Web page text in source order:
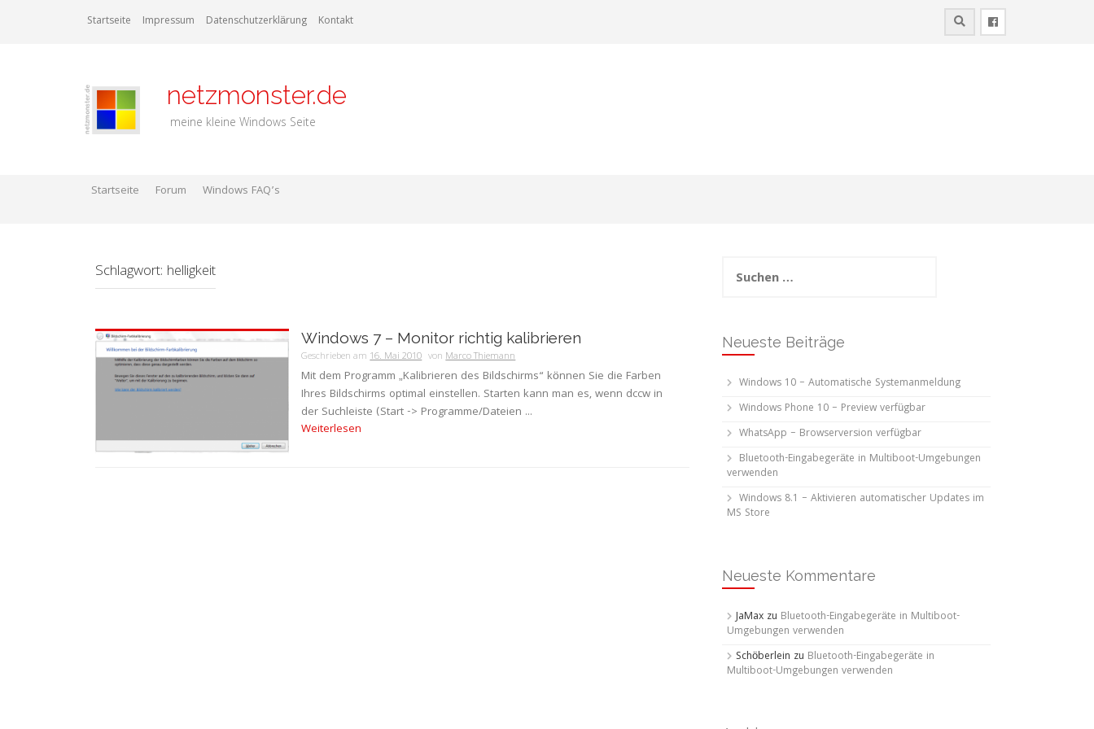
Startseite Impressum Datenschutzerklärung Kontakt
netzmonster.de
meine kleine Windows Seite
Startseite Forum Windows FAQ’s
Schlagwort: helligkeit
Windows 7 – Monitor richtig kalibrieren
Geschrieben am16. Mai 2010 vonMarco Thiemann
Mit dem Programm „Kalibrieren des Bildschirms“ können Sie die Farben
Ihres Bildschirms optimal einstellen. Starten kann man es, wenn dccw in
der Suchleiste (Start -> Programme/Dateien ...
Weiterlesen
nach:
Neueste Beiträge
Windows 10 – Automatische Systemanmeldung
Windows Phone 10 – Preview verfügbar
WhatsApp – Browserversion verfügbar
Bluetooth-Eingabegeräte in Multiboot-Umgebungen
verwenden
Windows 8.1 – Aktivieren automatischer Updates im
MS Store
Neueste Kommentare
JaMax zu Bluetooth-Eingabegeräte in Multiboot-
Umgebungen verwenden
Schöberlein zu Bluetooth-Eingabegeräte in
Multiboot-Umgebungen verwenden